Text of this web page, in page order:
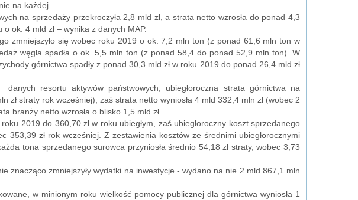
na każdej
na sprzedaży przekroczyła 2,8 mld zł, a strata netto wzrosła do ponad 4,3
ok. 4 mld zł – wynika z danych MAP.
zmniejszyło się wobec roku 2019 o ok. 7,2 mln ton (z ponad 61,6 mln ton w
węgla spadła o ok. 5,5 mln ton (z ponad 58,4 do ponad 52,9 mln ton). W
górnictwa spadły z ponad 30,3 mld zł w roku 2019 do ponad 26,4 mld zł
resortu aktywów państwowych, ubiegłoroczna strata górnictwa na
zł straty rok wcześniej), zaś strata netto wyniosła 4 mld 332,4 mln zł (wobec 2
branży netto wzrosła o blisko 1,5 mld zł.
2019 do 360,70 zł w roku ubiegłym, zaś ubiegłoroczny koszt sprzedanego
353,39 zł rok wcześniej. Z zestawienia kosztów ze średnimi ubiegłorocznymi
tona sprzedanego surowca przyniosła średnio 54,18 zł straty, wobec 3,73
znacząco zmniejszyły wydatki na inwestycje - wydano na nie 2 mld 867,1 mln
w minionym roku wielkość pomocy publicznej dla górnictwa wyniosła 1